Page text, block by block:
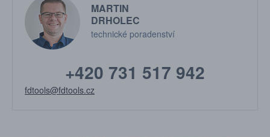
MARTIN
DRHOLEC
technické poradenství
+420 731 517 942
fdtools@fdtools.cz